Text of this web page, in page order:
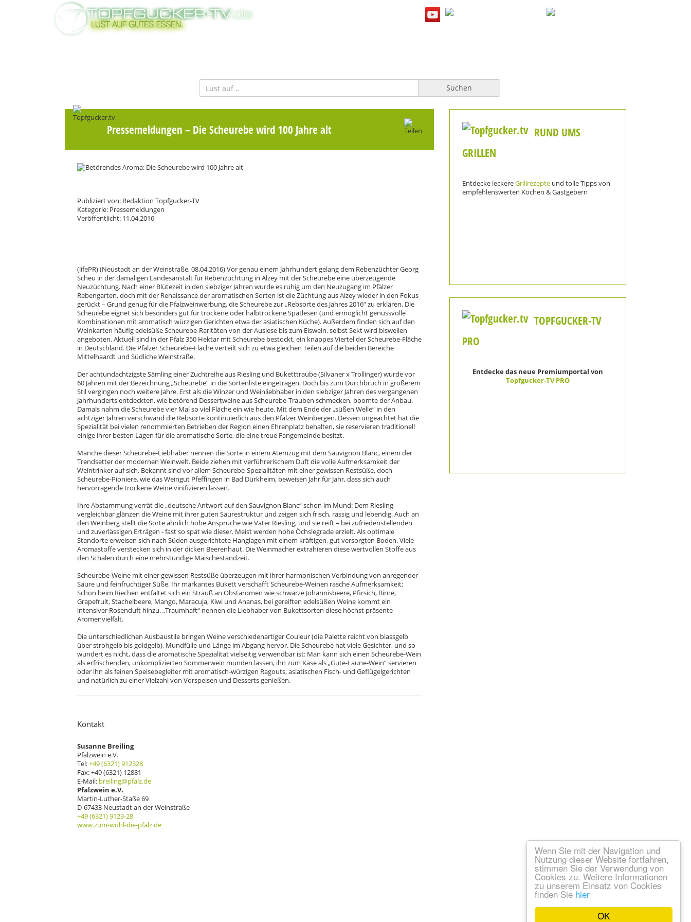
OK
Wenn Sie mit der Navigation und
Nutzung dieser Website fortfahren,
stimmen Sie der Verwendung von
Cookies zu. Weitere Informationen
zu unserem Einsatz von Cookies
finden Sie hier
Suchen
Pressemeldungen – Die Scheurebe wird 100 Jahre alt
Publiziert von: Redaktion Topfgucker-TV
Kategorie: Pressemeldungen
Veröffentlicht: 11.04.2016
(lifePR) (Neustadt an der Weinstraße,08.04.2016)Vor genau einem Jahrhundert gelang dem Rebenzüchter Georg
Scheu in der damaligen Landesanstalt für Rebenzüchtung in Alzey mit der Scheurebe eine überzeugende
Neuzüchtung. Nach einer Blütezeit in den siebziger Jahren wurde es ruhig um den Neuzugang im Pfälzer
Rebengarten, doch mit der Renaissance der aromatischen Sorten ist die Züchtung aus Alzey wieder in den Fokus
gerückt – Grund genug für die Pfalzweinwerbung, die Scheurebe zur „Rebsorte des Jahres 2016“ zu erklären. Die
Scheurebe eignet sich besonders gut für trockene oder halbtrockene Spätlesen (und ermöglicht genussvolle
Kombinationen mit aromatisch würzigen Gerichten etwa der asiatischen Küche). Außerdem finden sich auf den
Weinkarten häufig edelsüße Scheurebe-Raritäten von der Auslese bis zum Eiswein, selbst Sekt wird bisweilen
angeboten. Aktuell sind in der Pfalz 350 Hektar mit Scheurebe bestockt, ein knappes Viertel der Scheurebe-Fläche
in Deutschland. Die Pfälzer Scheurebe-Fläche verteilt sich zu etwa gleichen Teilen auf die beiden Bereiche
Mittelhaardt und Südliche Weinstraße.
Der achtundachtzigste Sämling einer Zuchtreihe aus Riesling und Buketttraube (Silvaner x Trollinger) wurde vor
60 Jahren mit der Bezeichnung „Scheurebe“ in die Sortenliste eingetragen. Doch bis zum Durchbruch in größerem
Stil vergingen noch weitere Jahre. Erst als die Winzer und Weinliebhaber in den siebziger Jahren des vergangenen
Jahrhunderts entdeckten, wie betörend Dessertweine aus Scheurebe-Trauben schmecken, boomte der Anbau.
Damals nahm die Scheurebe vier Mal so viel Fläche ein wie heute. Mit dem Ende der „süßen Welle“ in den
achtziger Jahren verschwand die Rebsorte kontinuierlich aus den Pfälzer Weinbergen. Dessen ungeachtet hat die
Spezialität bei vielen renommierten Betrieben der Region einen Ehrenplatz behalten, sie reservieren traditionell
einige ihrer besten Lagen für die aromatische Sorte, die eine treue Fangemeinde besitzt.
Manche dieser Scheurebe-Liebhaber nennen die Sorte in einem Atemzug mit dem Sauvignon Blanc, einem der
Trendsetter der modernen Weinwelt. Beide ziehen mit verführerischem Duft die volle Aufmerksamkeit der
Weintrinker auf sich. Bekannt sind vor allem Scheurebe-Spezialitäten mit einer gewissen Restsüße, doch
Scheurebe-Pioniere, wie das Weingut Pfeffingen in Bad Dürkheim, beweisen Jahr für Jahr, dass sich auch
hervorragende trockene Weine vinifizieren lassen.
Ihre Abstammung verrät die „deutsche Antwort auf den Sauvignon Blanc“ schon im Mund: Dem Riesling
vergleichbar glänzen die Weine mit ihrer guten Säurestruktur und zeigen sich frisch, rassig und lebendig. Auch an
den Weinberg stellt die Sorte ähnlich hohe Ansprüche wie Vater Riesling, und sie reift – bei zufriedenstellenden
und zuverlässigen Erträgen - fast so spät wie dieser. Meist werden hohe Öchslegrade erzielt. Als optimale
Standorte erweisen sich nach Süden ausgerichtete Hanglagen mit einem kräftigen, gut versorgten Boden. Viele
Aromastoffe verstecken sich in der dicken Beerenhaut. Die Weinmacher extrahieren diese wertvollen Stoffe aus
den Schalen durch eine mehrstündige Maischestandzeit.
Scheurebe-Weine mit einer gewissen Restsüße überzeugen mit ihrer harmonischen Verbindung von anregender
Säure und feinfruchtiger Süße. Ihr markantes Bukett verschafft Scheurebe-Weinen rasche Aufmerksamkeit:
Schon beim Riechen entfaltet sich ein Strauß an Obstaromen wie schwarze Johannisbeere, Pfirsich, Birne,
Grapefruit, Stachelbeere, Mango, Maracuja, Kiwi und Ananas, bei gereiften edelsüßen Weine kommt ein
intensiver Rosenduft hinzu. „Traumhaft“ nennen die Liebhaber von Bukettsorten diese höchst präsente
Aromenvielfalt.
Die unterschiedlichen Ausbaustile bringen Weine verschiedenartiger Couleur (die Palette reicht von blassgelb
über strohgelb bis goldgelb), Mundfülle und Länge im Abgang hervor. Die Scheurebe hat viele Gesichter, und so
wundert es nicht, dass die aromatische Spezialität vielseitig verwendbar ist: Man kann sich einen Scheurebe-Wein
als erfrischenden, unkomplizierten Sommerwein munden lassen, ihn zum Käse als „Gute-Laune-Wein“ servieren
oder ihn als feinen Speisebegleiter mit aromatisch-würzigen Ragouts, asiatischen Fisch- und Geflügelgerichten
und natürlich zu einer Vielzahl von Vorspeisen und Desserts genießen.
Kontakt
Susanne Breiling
Pfalzwein e.V.
Tel:+49 (6321) 912328
Fax: +49 (6321) 12881
E-Mail: breiling@pfalz.de
Pfalzwein e.V.
Martin-Luther-Staße 69
D-67433 Neustadt an der Weinstraße
+49 (6321) 9123-28
www.zum-wohl-die-pfalz.de
RUND UMS
GRILLEN
Entdecke leckereGrillrezepte und tolle Tipps von
empfehlenswerten Köchen & Gastgebern
TOPFGUCKER-TV
PRO
Entdecke das neue Premiumportal von
Topfgucker-TV PRO